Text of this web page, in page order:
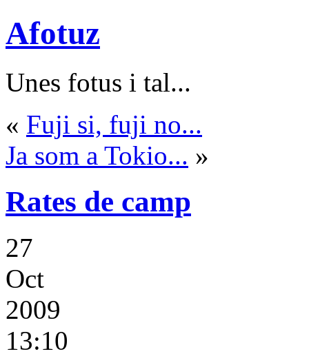
Afotuz
Unes fotus i tal...
« Fuji si, fuji no...
Ja som a Tokio... »
Rates de camp
27
Oct
2009
13:10